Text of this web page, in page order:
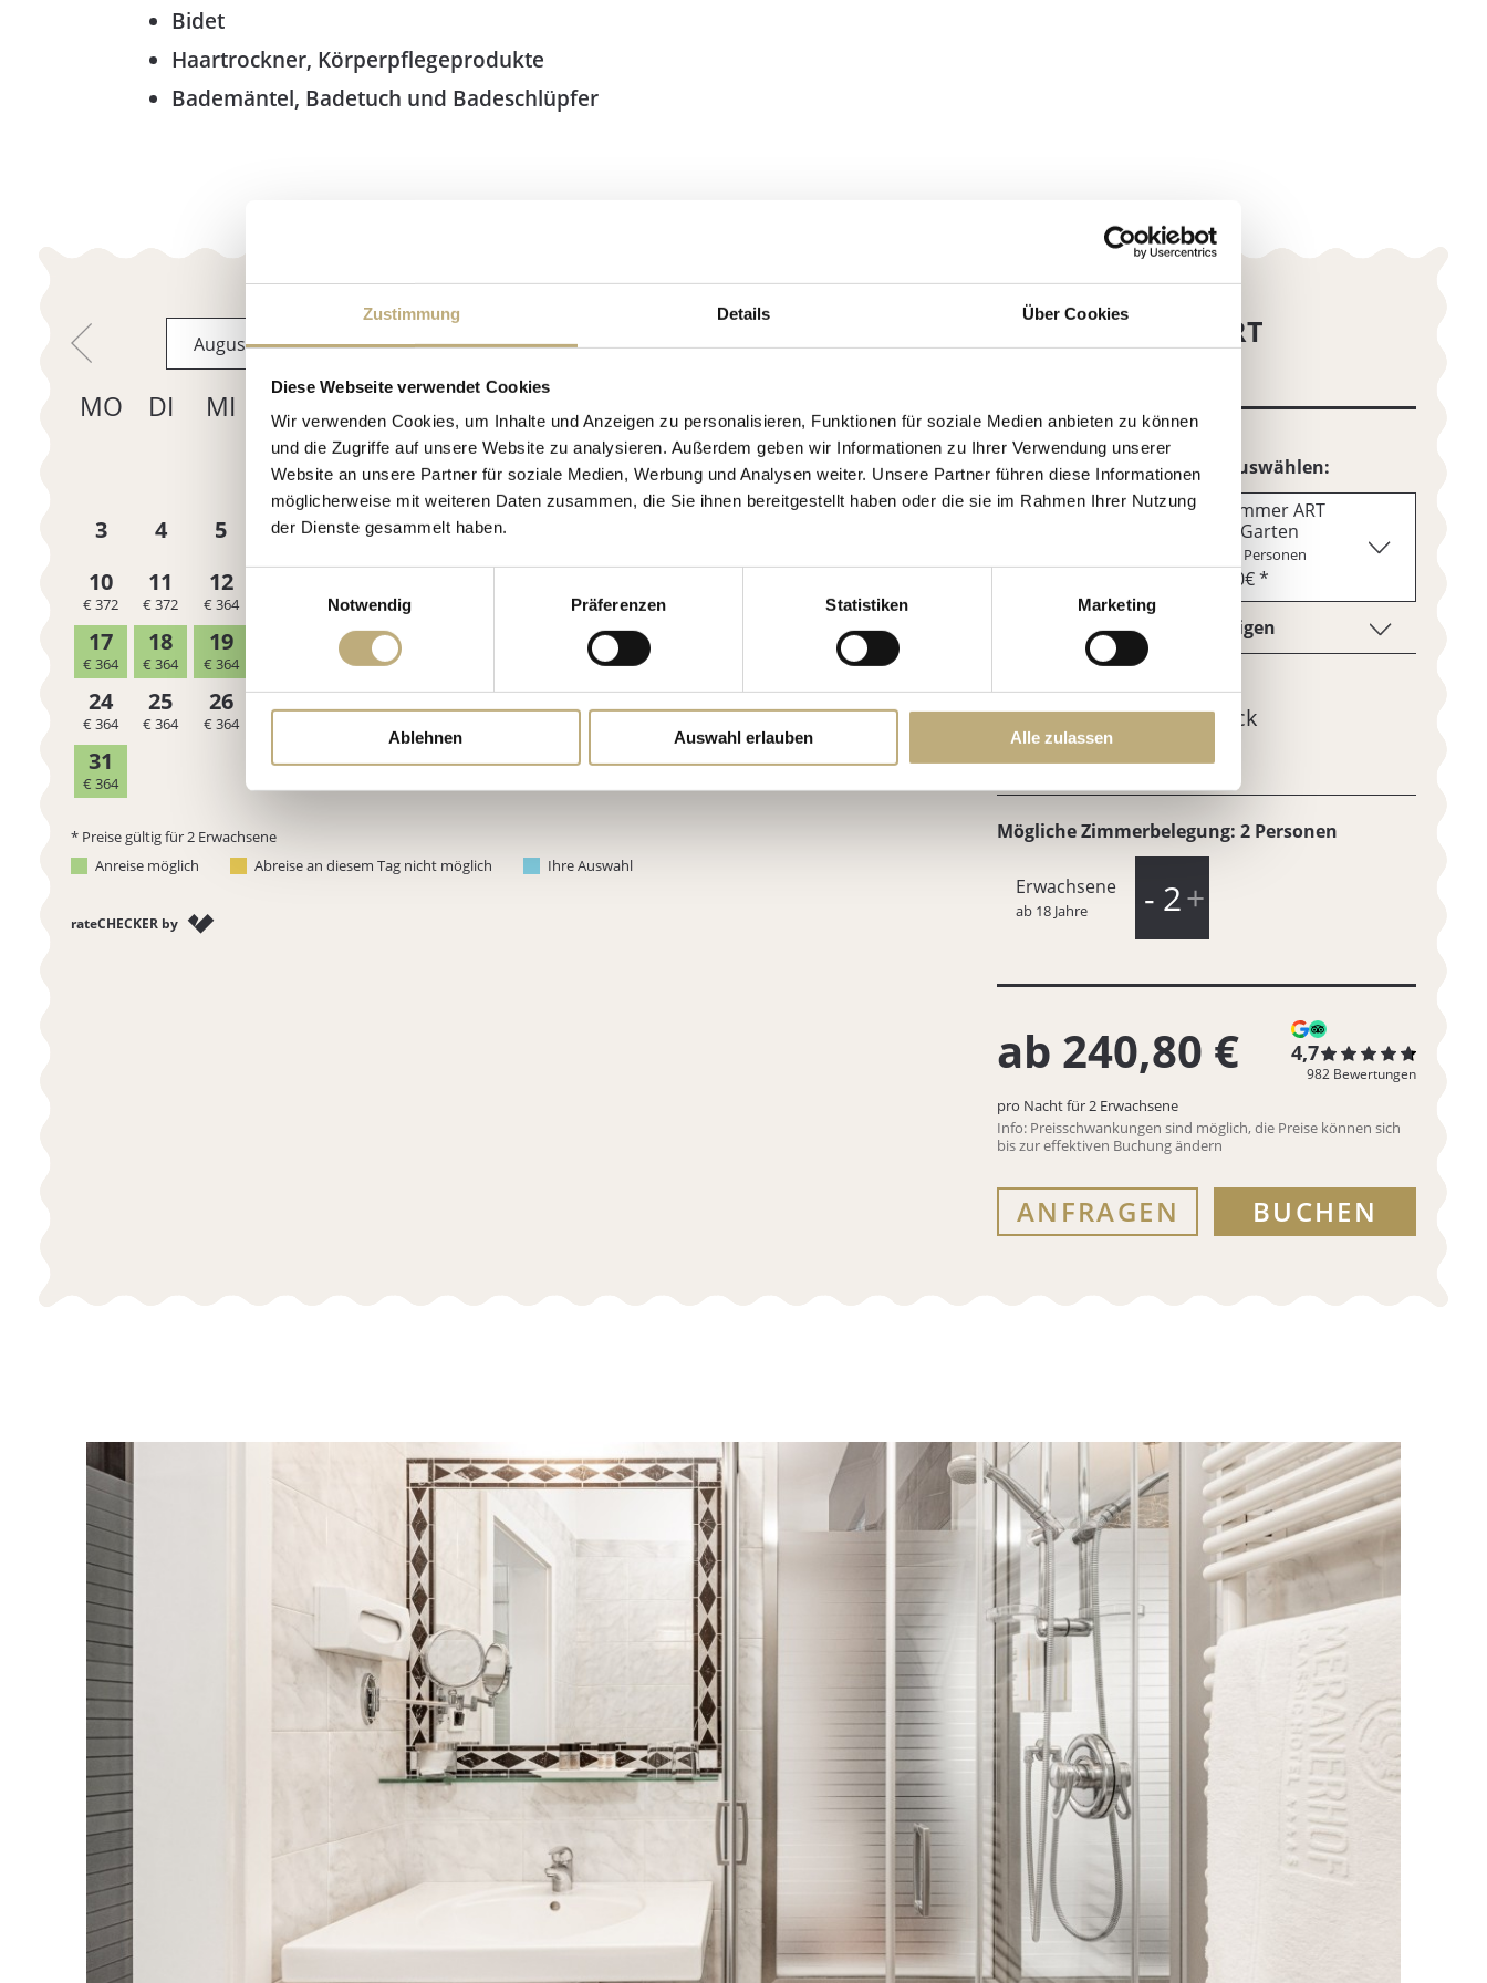
Zustimmung Details Über Cookies
Diese Webseite verwendet Cookies
Wir verwenden Cookies, um Inhalte und Anzeigen zu personalisieren, Funktionen für soziale Medien anbieten zu können
und die Zugriffe auf unsere Website zu analysieren. Außerdem geben wir Informationen zu Ihrer Verwendung unserer
Website an unsere Partner für soziale Medien, Werbung und Analysen weiter. Unsere Partner führen diese Informationen
möglicherweise mit weiteren Daten zusammen, die Sie ihnen bereitgestellt haben oder die sie im Rahmen Ihrer Nutzung
der Dienste gesammelt haben.
Notwendig
Präferenzen Statistiken Marketing
Ablehnen Auswahl erlauben Alle zulassen
Bidet
Haartrockner, Körperpflegeprodukte
Bademäntel, Badetuch und Badeschlüpfer